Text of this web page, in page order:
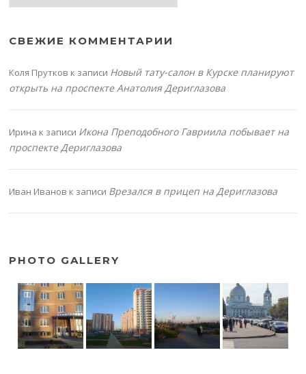
СВЕЖИЕ КОММЕНТАРИИ
Коля Прутков к записи Новый тату-салон в Курске планируют
открыть на проспекте Анатолия Дериглазова
Ирина к записи Икона Преподобного Гавриила побывает на
проспекте Дериглазова
Иван Иванов к записи Врезался в прицеп на Дериглазова
PHOTO GALLERY